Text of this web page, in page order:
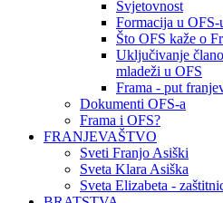
Svjetovnost
Formacija u OFS-
Što OFS kaže o
Uključivanje
mladeži u OFS
Frama - put
Dokumenti OFS-a
Frama i OFS?
FRANJEVAŠTVO
Sveti Franjo Asiški
Sveta Klara Asiška
Sveta Elizabeta -